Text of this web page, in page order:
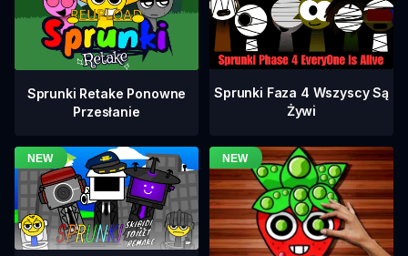
Sprunki Retake Ponowne
Przesłanie
Sprunki Faza 4 Wszyscy Są
Żywi